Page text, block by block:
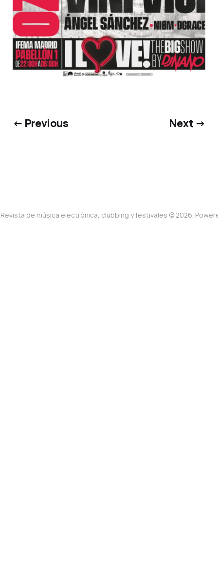
← Previous Next →
de música electrónica, clubbing y festivales © 2026.